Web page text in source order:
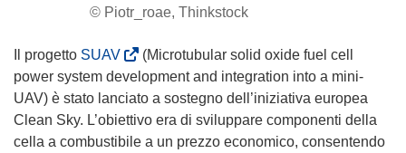
© Piotr_roae, Thinkstock
Il progetto SUAV(
s
i
a
p
(Microtubular solid oxide fuel cell
power system development and integration into a mini-
UAV) è stato lanciato a sostegno dell’iniziativa europea
Clean Sky. L’obiettivo era di sviluppare componenti della
cella a combustibile a un prezzo economico, consentendo